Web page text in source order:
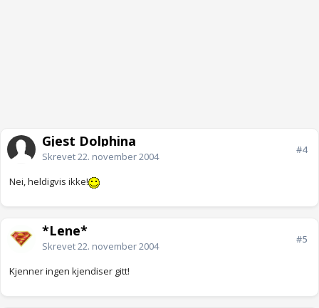
Gjest Dolphina
Skrevet22. november 2004
#4
Nei, heldigvis ikke!
*Lene*
Skrevet22. november 2004
#5
Kjenner ingen kjendiser gitt!